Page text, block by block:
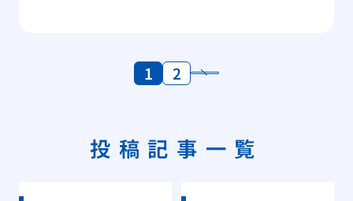
1 2
投稿記事一覧